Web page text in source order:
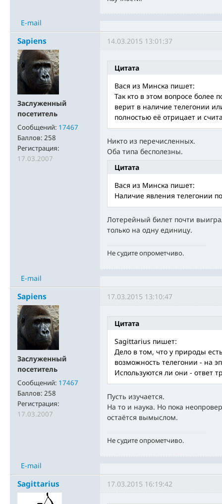
E-mail
Sapiens
Заслуженный
посетитель
Сообщений: 17467
Баллов: 258
Регистрация:
17.03.2007
14.03.2015 13:01:37
Цитата
Вася из Минска пишет:
Так кто в этом вопросе более
верит в наличие телегонии
полностью её отрицает и
Никто из перечисленных.
Оба типа бесполезны.
Цитата
Вася из Минска пишет:
Наличие явления телегонии
Лотерейный билет почти
только на одну единицу.
Не судите опрометчиво.
E-mail
Sapiens
Заслуженный
посетитель
Сообщений: 17467
Баллов: 258
Регистрация:
17.03.2007
17.03.2015 13:10:47
Цитата
Sagittarius пишет:
Дело в том, что у природы
возможность телегонии - на
Используются ли они - ответ
Пусть изучается.
На то и наука. Но пока
остаётся вымыслом.
Не судите опрометчиво.
E-mail
Sagittarius 17.03.2015 16:19:42